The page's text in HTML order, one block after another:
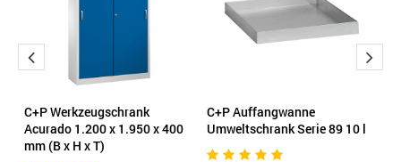
C+P Werkzeugschrank
Acurado 1.200 x 1.950 x 400
mm (B x H x T)
C+P Auffangwanne
Umweltschrank Serie 89 10 l